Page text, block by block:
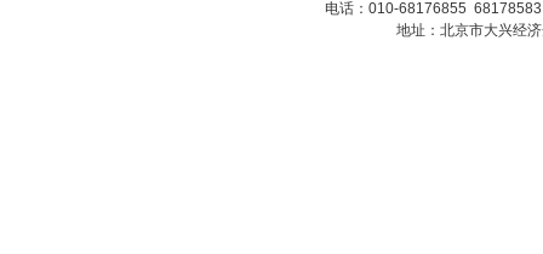
电话：010-68176855
地址：北京市大兴经